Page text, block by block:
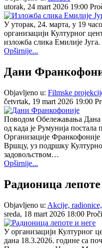
utorak, 24 mart 2026 19:00
У уторак, 24. марта, у 19
организацији Културног
изложба слика Емилије Југа.
Opširnije...
Дани
Objavljeno u: Filmske
četvrtak, 19 mart 2026 19:00
Поводом Обележавања
од када је Румунија
Организације
Вршцу, уз подршку
задовољством…
Opširnije...
Радионица лепоте
Objavljeno u: Akcije,
sreda, 18 mart 2026 18:00
У организацији Културног
дана 18.3.2026. године са